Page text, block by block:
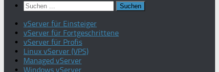
Suchen
nach:
vServer für Einsteiger
vServer für Fortgeschrittene
vServer für Profis
Linux vServer (VPS)
Managed vServer
Windows vServer